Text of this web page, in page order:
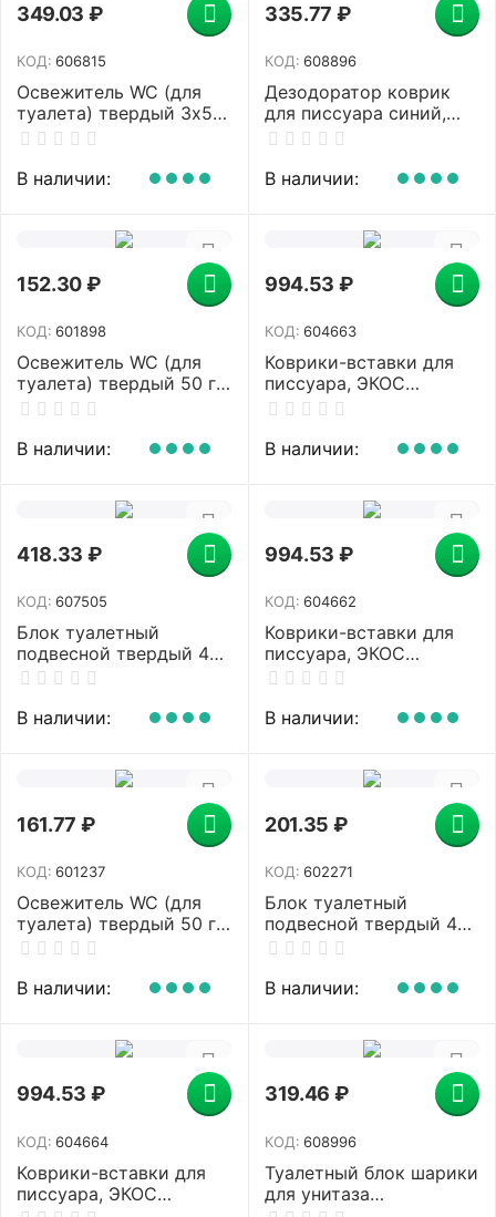
349.03 ₽
КОД: 606815
Освежитель WC (для
туалета) твердый 3х50
г БРЕФ De Luxe,
17258
В наличии:
335.77 ₽
КОД: 608896
Дезодоратор коврик
для писсуара синий,
аромат Тутти-фрутти,
30 дней, 608896
В наличии:
152.30₽
КОД: 601898
Освежитель WC (для
туалета) твердый 50 г
БРЕФ Сила-Актив
25289, 2312463
В наличии:
994.53 ₽
КОД: 604663
Коврики-вставки для
писсуара, ЭКОС
(POWER-SCREEN), на 30
2 шт., аромат "Мята",
В наличии:
418.33 ₽
КОД: 607505
Блок туалетный
подвесной твердый 4
шт. х 50 г БРЕФ, Сила-
Свежесть/Океанский
В наличии:
994.53 ₽
КОД: 604662
Коврики-вставки для
писсуара, ЭКОС
(POWER-SCREEN), на 30
2 шт., аромат "Ягода",
В наличии:
161.77 ₽
КОД: 601237
Освежитель WC (для
туалета) твердый 50 г
БРЕФ Сила-Актив
2323204
В наличии:
201.35 ₽
КОД: 602271
Блок туалетный
подвесной твердый 40
г DOMESTOS
основной блок
В наличии:
994.53 ₽
КОД: 604664
Коврики-вставки для
писсуара, ЭКОС
319.46 ₽
КОД: 608996
Туалетный блок шарики
для унитаза